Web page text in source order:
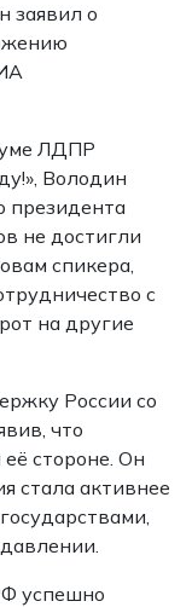
заявил о
ЛДПР
Володин
президента
не достигли
спикера,
с
на другие
России со
что
стороне. Он
стала активнее
успешно